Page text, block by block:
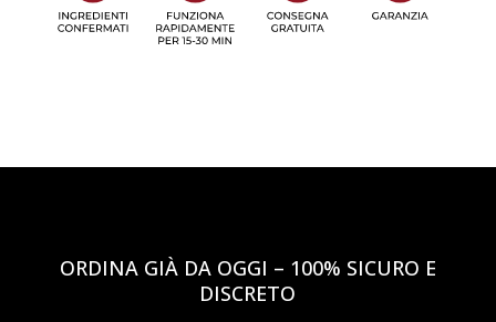
ORDINA GIÀ DA OGGI – 100% SICURO E
DISCRETO